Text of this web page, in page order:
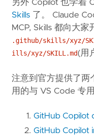
另外 Copilot 也学着
Skills 了。 Claude
MCP, Skills 都向大
.github/skills/xyz/
ills/xyz/SKILL.md(用
注意到官方提供了两
用的与 VS Code 专
GitHub Copilot
GitHub Copilot